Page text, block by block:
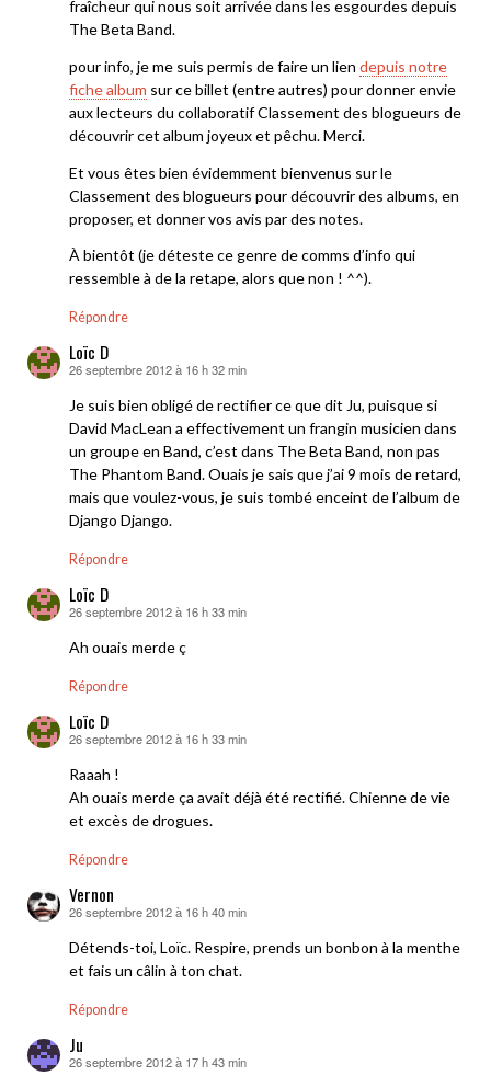
fraîcheur qui nous soit arrivée dans les esgourdes depuis
The Beta Band.
pour info, je me suis permis de faire un lien depuis notre
fiche album sur ce billet (entre autres) pour donner envie
aux lecteurs du collaboratif Classement des blogueurs de
découvrir cet album joyeux et pêchu. Merci.
Et vous êtes bien évidemment bienvenus sur le
Classement des blogueurs pour découvrir des albums, en
proposer, et donner vos avis par des notes.
À bientôt (je déteste ce genre de comms d’info qui
ressemble à de la retape, alors que non ! ^^).
Répondre
Loïc D
dit :
26 septembre 2012 à 16 h 32 min
Je suis bien obligé de rectifier ce que dit Ju, puisque si
David MacLean a effectivement un frangin musicien dans
un groupe en Band, c’est dans The Beta Band, non pas
The Phantom Band. Ouais je sais que j’ai 9 mois de retard,
mais que voulez-vous, je suis tombé enceint de l’album de
Django Django.
Répondre
Loïc D
dit :
26 septembre 2012 à 16 h 33 min
Ah ouais merde ç
Répondre
Loïc D
dit :
26 septembre 2012 à 16 h 33 min
Raaah !
Ah ouais merde ça avait déjà été rectifié. Chienne de vie
et excès de drogues.
Répondre
Vernon
dit :
26 septembre 2012 à 16 h 40 min
Détends-toi, Loïc. Respire, prends un bonbon à la menthe
et fais un câlin à ton chat.
Répondre
Ju
dit :
26 septembre 2012 à 17 h 43 min